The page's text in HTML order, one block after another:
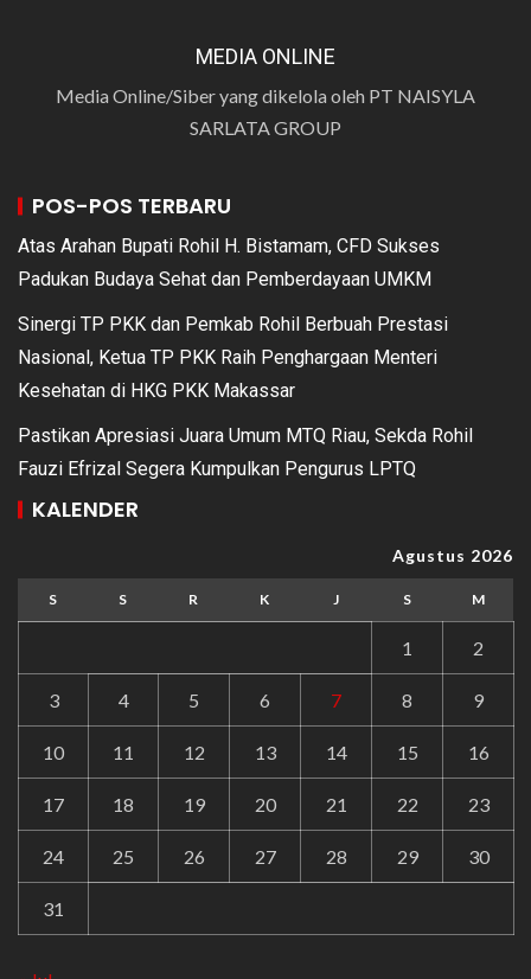
MEDIA ONLINE
Media Online/Siber yang dikelola oleh PT NAISYLA
SARLATA GROUP
POS-POS TERBARU
Atas Arahan Bupati Rohil H. Bistamam, CFD Sukses
Padukan Budaya Sehat dan Pemberdayaan UMKM
Sinergi TP PKK dan Pemkab Rohil Berbuah Prestasi
Nasional, Ketua TP PKK Raih Penghargaan Menteri
Kesehatan di HKG PKK Makassar
Pastikan Apresiasi Juara Umum MTQ Riau, Sekda Rohil
Fauzi Efrizal Segera Kumpulkan Pengurus LPTQ
KALENDER
Agustus 2026
S S R K J S M
1 2
3 4 5 6 7 8 9
10 11 12 13 14 15 16
17 18 19 20 21 22 23
24 25 26 27 28 29 30
31